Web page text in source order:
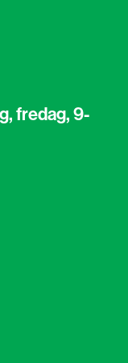
fredag, 9-